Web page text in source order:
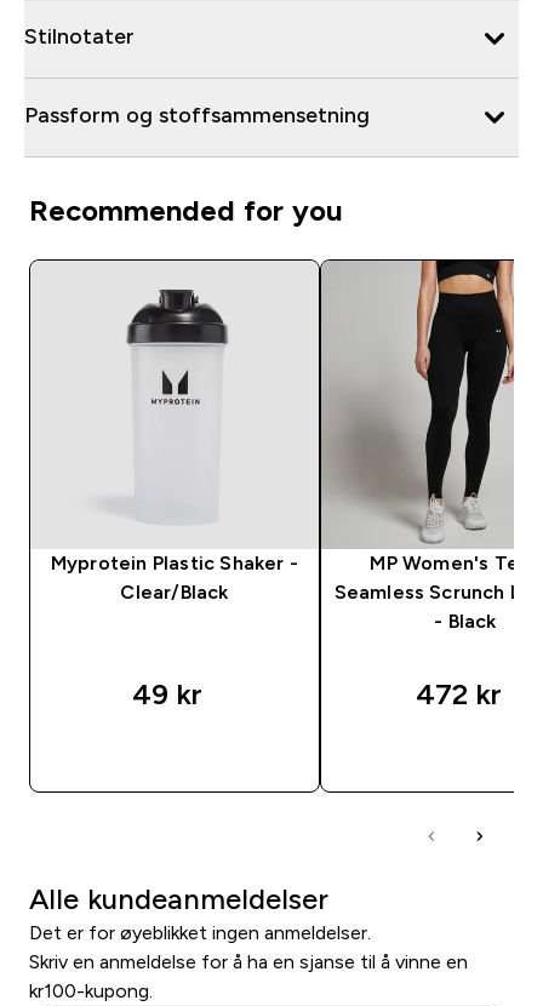
Stilnotater
Passform og stoffsammensetning
Recommended for you
Myprotein Plastic Shaker -
Clear/Black
49 kr‎
MP Women's
Seamless Scrunch
- Black
472 kr‎
Alle kundeanmeldelser
Det er for øyeblikket ingen anmeldelser.
Skriv en anmeldelse for å ha en sjanse til å vinne en
kr100-kupong.